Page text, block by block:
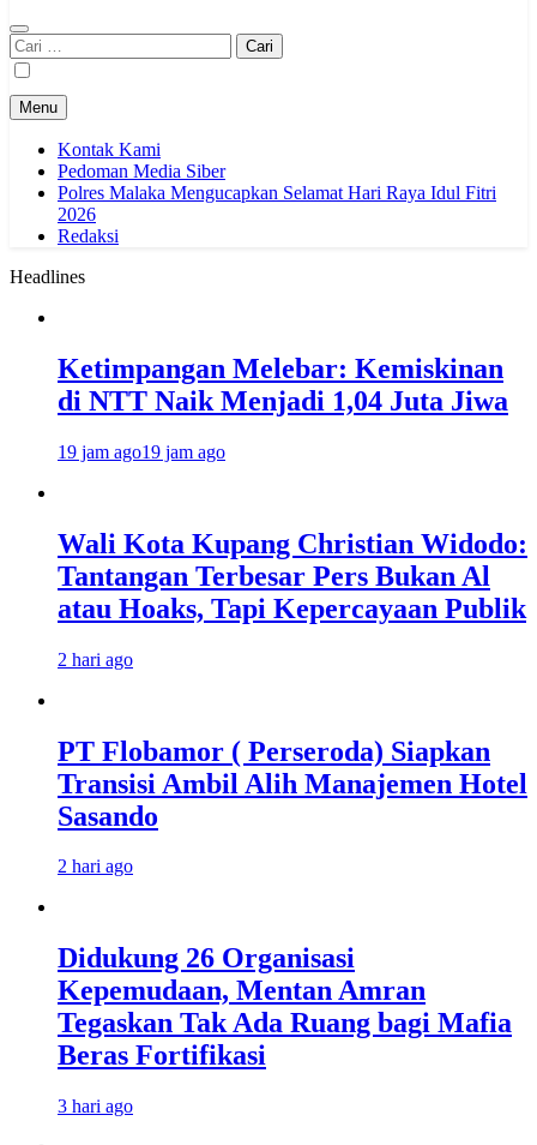
Cari
untuk:
Menu
Kontak Kami
Pedoman Media Siber
Polres Malaka Mengucapkan Selamat Hari Raya Idul Fitri
2026
Redaksi
Headlines
Ketimpangan Melebar: Kemiskinan
di NTT Naik Menjadi 1,04 Juta Jiwa
19 jam ago19 jam ago
Wali Kota Kupang Christian Widodo:
Tantangan Terbesar Pers Bukan Al
atau Hoaks, Tapi Kepercayaan Publik
2 hari ago
PT Flobamor ( Perseroda) Siapkan
Transisi Ambil Alih Manajemen Hotel
Sasando
2 hari ago
Didukung 26 Organisasi
Kepemudaan, Mentan Amran
Tegaskan Tak Ada Ruang bagi Mafia
Beras Fortifikasi
3 hari ago